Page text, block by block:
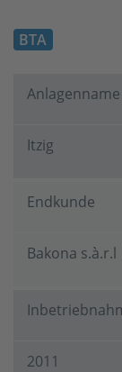
BTA
Anlagenname
Itzig
Endkunde
Bakona s.à.r.l
2011